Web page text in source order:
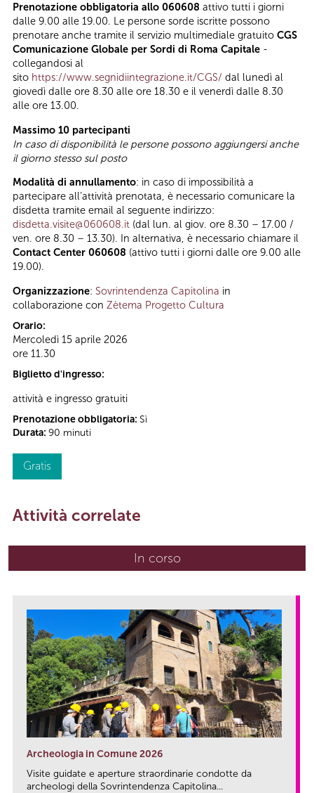
Prenotazione obbligatoria allo 060608 attivo tutti i giorni
dalle 9.00 alle 19.00. Le persone sorde iscritte possono
prenotare anche tramite il servizio multimediale gratuito CGS
Comunicazione Globale per Sordi di Roma Capitale -
collegandosi al
sito https://www.segnidiintegrazione.it/CGS/ dal lunedì al
giovedì dalle ore 8.30 alle ore 18.30 e il venerdì dalle 8.30
alle ore 13.00.
Massimo 10 partecipanti
In caso di disponibilità le persone possono aggiungersi anche
il giorno stesso sul posto
Modalità di annullamento: in caso di impossibilità a
partecipare all’attività prenotata, è necessario comunicare la
disdetta tramite email al seguente indirizzo:
disdetta.visite@060608.it (dal lun. al giov. ore 8.30 – 17.00 /
ven. ore 8.30 – 13.30). In alternativa, è necessario chiamare il
Contact Center 060608 (attivo tutti i giorni dalle ore 9.00 alle
19.00).
Organizzazione: Sovrintendenza Capitolina in
collaborazione con Zètema Progetto Cultura
Orario:
Mercoledì 15 aprile 2026
ore 11.30
Biglietto d'ingresso:
attività e ingresso gratuiti
Prenotazione obbligatoria: Sì
Durata: 90 minuti
Gratis
Attività correlate
In corso(scheda attiva)
Archeologia in Comune 2026
Visite guidate e aperture straordinarie condotte da
archeologi della Sovrintendenza Capitolina...